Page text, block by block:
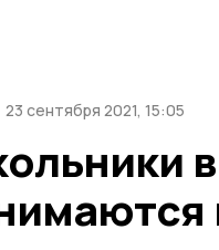
23 сентября 2021, 15:05